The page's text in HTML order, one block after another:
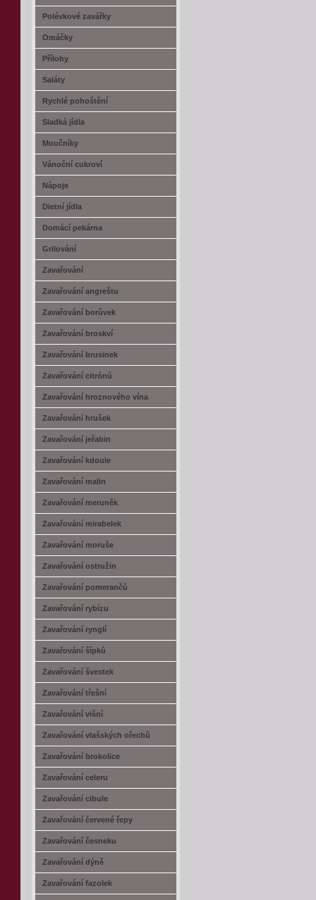
Polévkové zavářky
Omáčky
Přílohy
Saláty
Rychlé pohoštění
Sladká jídla
Moučníky
Vánoční cukroví
Nápoje
Dietní jídla
Domácí pekárna
Grilování
Zavařování
Zavařování angreštu
Zavařování borůvek
Zavařování broskví
Zavařování brusinek
Zavařování citrónů
Zavařování hroznového vína
Zavařování hrušek
Zavařování jeřabin
Zavařování kdoule
Zavařování malin
Zavařování meruněk
Zavařování mirabelek
Zavařování moruše
Zavařování ostružin
Zavařování pomerančů
Zavařování rybízu
Zavařování rynglí
Zavařování šípků
Zavařování švestek
Zavařování třešní
Zavařování višní
Zavařování vlašských ořechů
Zavařování brokolice
Zavařování celeru
Zavařování cibule
Zavařování červené řepy
Zavařování česneku
Zavařování dýně
Zavařování fazolek